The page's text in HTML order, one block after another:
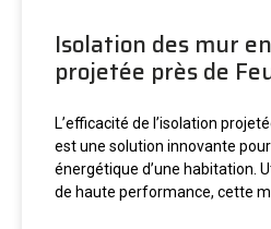
Isolation des mur
projetée près de
L’efficacité de l’isolation
est une solution innovante
énergétique d’une habitation.
de haute performance, cette